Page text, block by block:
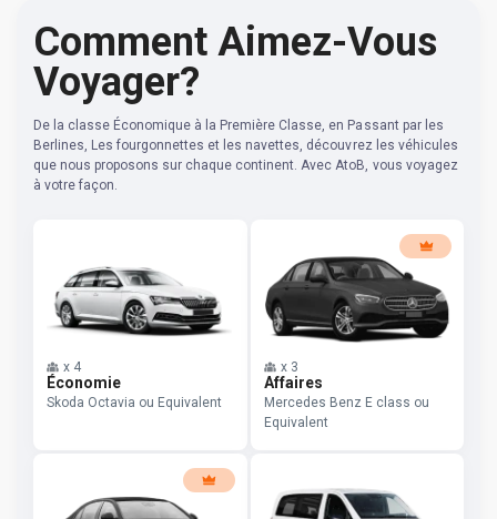
Comment Aimez-Vous
Voyager?
De la classe Économique à la Première Classe, en Passant par les
Berlines, Les fourgonnettes et les navettes, découvrez les véhicules
que nous proposons sur chaque continent. Avec AtoB, vous voyagez
à votre façon.
x 4
Économie
Skoda Octavia ou Equivalent
x 3
Affaires
Mercedes Benz E class ou
Equivalent